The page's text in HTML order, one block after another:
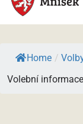
Home /
Volební